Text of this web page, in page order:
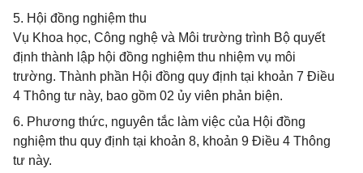
5. Hội đồng nghiệm thu
Vụ Khoa học, Công nghệ và Môi trường trình Bộ quyết
định thành lập hội đồng nghiệm thu nhiệm vụ môi
trường. Thành phần Hội đồng quy định tại khoản 7 Điều
4 Thông tư này, bao gồm 02 ủy viên phản biện.
6. Phương thức, nguyên tắc làm việc của Hội đồng
nghiệm thu quy định tại khoản 8, khoản 9 Điều 4 Thông
tư này.